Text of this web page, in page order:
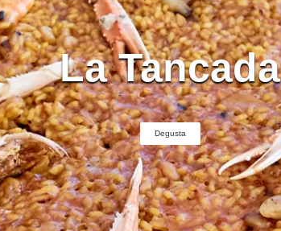
La Tancada
Degusta